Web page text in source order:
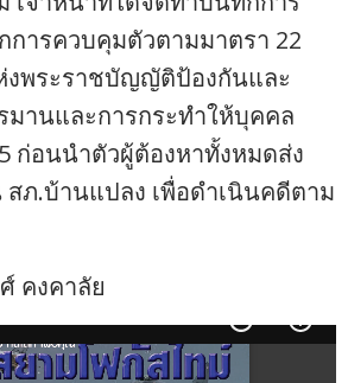
ารควบคุมตัวตามมาตรา 22
งพระราชบัญญัติป้องกันและ
มานและการกระทำให้บุคคล
ก่อนนำตัวผู้ต้องหาทั้งหมดส่ง
ภ.บ้านแปลง เพื่อดำเนินคดีตาม
คงคาลัย